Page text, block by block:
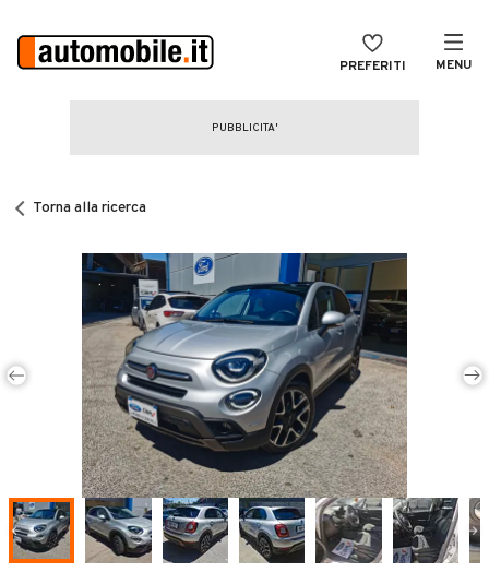
PREFERITI MENU
CERCA
Auto Nuove
Noleggio a lungo termine
Auto d'epoca
Moto
Camper
Veicoli Commerciali
Concessionari
Torna alla ricerca